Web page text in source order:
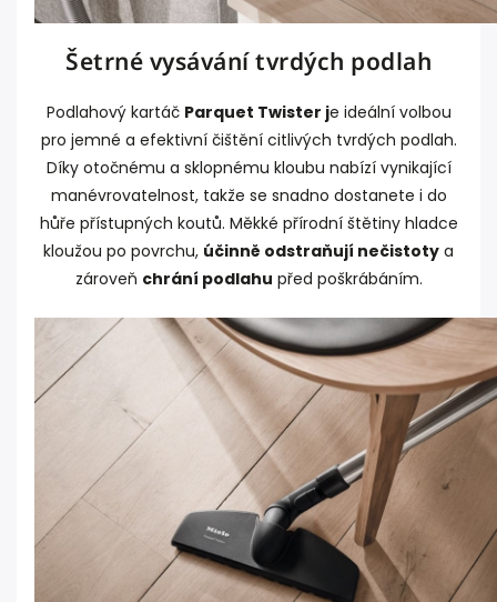
Šetrné vysávání tvrdých podlah
Podlahový kartáč Parquet Twister je ideální volbou
pro jemné a efektivní čištění citlivých tvrdých podlah.
Díky otočnému a sklopnému kloubu nabízí vynikající
manévrovatelnost, takže se snadno dostanete i do
hůře přístupných koutů. Měkké přírodní štětiny hladce
kloužou po povrchu, účinně odstraňují nečistoty a
zároveň chrání podlahu před poškrábáním.